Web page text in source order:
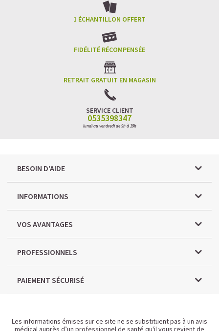
1 ÉCHANTILLON OFFERT
FIDÉLITÉ RÉCOMPENSÉE
RETRAIT GRATUIT EN MAGASIN
SERVICE CLIENT
0535398347
lundi au vendredi de 9h à 19h
BESOIN D'AIDE
INFORMATIONS
VOS AVANTAGES
PROFESSIONNELS
PAIEMENT SÉCURISÉ
Les informations émises sur ce site ne se substituent pas à un avis
médical auprès d’un professionnel de santé qu'il vous revient de